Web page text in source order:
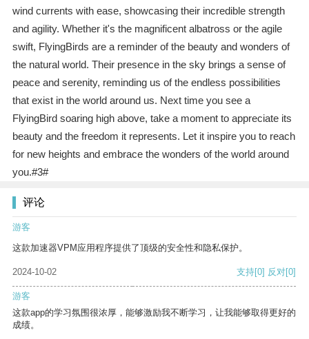
wind currents with ease, showcasing their incredible strength
and agility. Whether it's the magnificent albatross or the agile
swift, FlyingBirds are a reminder of the beauty and wonders of
the natural world. Their presence in the sky brings a sense of
peace and serenity, reminding us of the endless possibilities
that exist in the world around us. Next time you see a
FlyingBird soaring high above, take a moment to appreciate its
beauty and the freedom it represents. Let it inspire you to reach
for new heights and embrace the wonders of the world around
you.#3#
评论
游客
这款加速器VPM应用程序提供了顶级的安全性和隐私保护。
2024-10-02 支持[0] 反对[0]
游客
这款app的学习氛围很浓厚，能够激励我不断学习，让我能够取得更好的
成绩。